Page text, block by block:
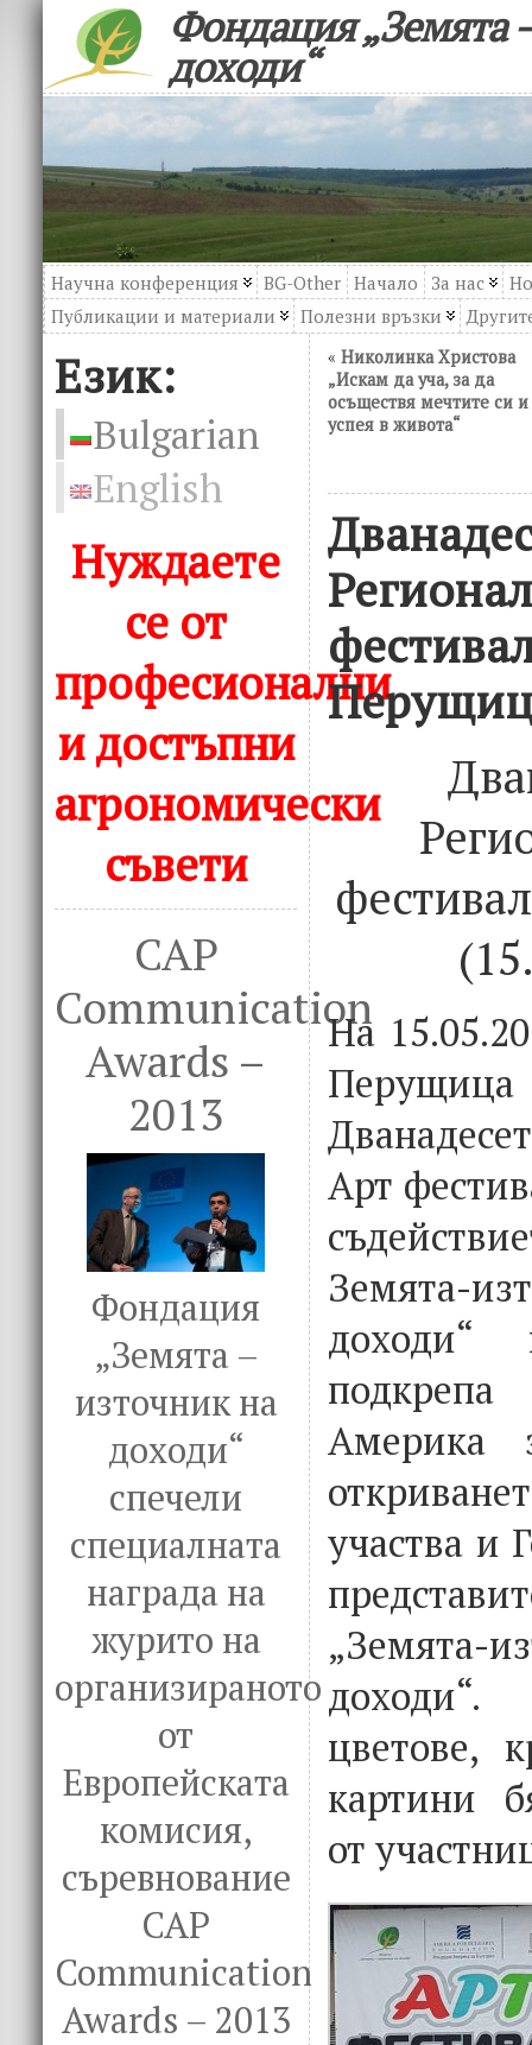
Фондация „Земята
доходи“
Научна конференция BG-Other Начало За нас
Публикации и материали
Полезни връзки
Език:
Bulgarian
English
Нуждаете
се от
професионални
и достъпни
агрономически
съвети
CAP
Communication
Awards –
2013
Фондация
„Земята –
източник на
доходи“
спечели
специалната
награда на
журито на
организираното
от
Европейската
комисия,
съревнование
CAP
Communication
Awards – 2013
« Николинка Христова
„Искам да уча, за да
осъществя мечтите си
успея в живота“
На
Арт
доходи“
Америка
участва и
цветове,
картини
от